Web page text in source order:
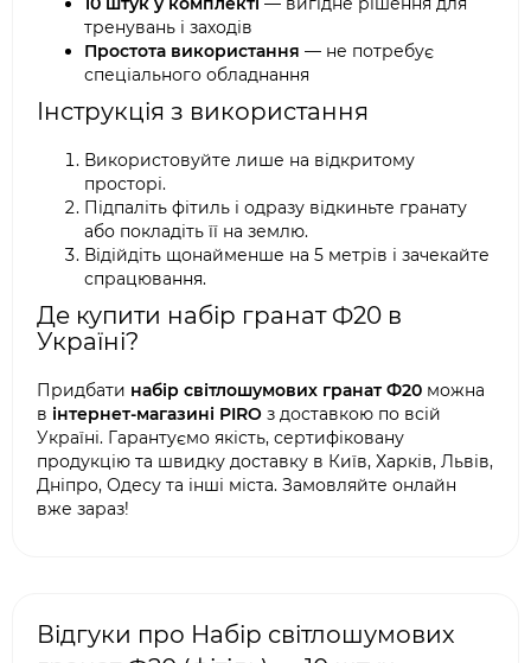
тренувань і заходів
Простота використання — не потребує
спеціального обладнання
Інструкція з використання
Використовуйте лише на відкритому
просторі.
Підпаліть фітиль і одразу відкиньте гранату
або покладіть її на землю.
Відійдіть щонайменше на 5 метрів і зачекайте
спрацювання.
Де купити набір гранат Ф20 в
Україні?
Придбати набір світлошумових гранат Ф20 можна
в інтернет-магазині PIRO з доставкою по всій
Україні. Гарантуємо якість, сертифіковану
продукцію та швидку доставку в Київ, Харків, Львів,
Дніпро, Одесу та інші міста. Замовляйте онлайн
вже зараз!
Відгуки про Набір світлошумових